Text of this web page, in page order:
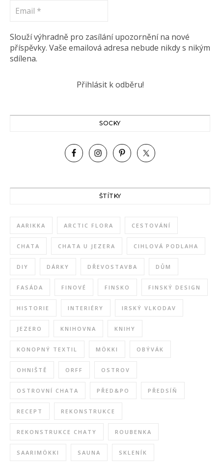
Slouží výhradně pro zasílání upozornění na nové
příspěvky. Vaše emailová adresa nebude nikdy s nikým
sdílena.
SOCKY
ŠTÍTKY
AARIKKA ARCTIC FLORA CESTOVÁNÍ
CHATA CHATA U JEZERA CIHLOVÁ PODLAHA
DIY DÁRKY DŘEVOSTAVBA DŮM
FASÁDA FINOVÉ FINSKO FINSKÝ DESIGN
HISTORIE INTERIÉRY IRSKÝ VLKODAV
JEZERO KNIHOVNA KNIHY
KONOPNÝ TEXTIL MÖKKI OBÝVÁK
OHNIŠTĚ ORFF OSTROV
OSTROVNÍ CHATA PŘED&PO PŘEDSÍŇ
RECEPT REKONSTRUKCE
REKONSTRUKCE CHATY ROUBENKA
SAARIMÖKKI SAUNA SKLENÍK